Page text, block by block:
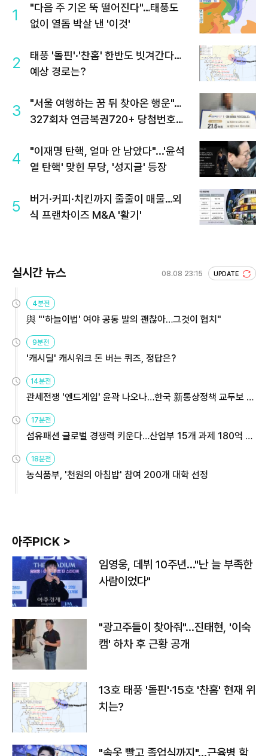
1
"다음 주 기온 뚝 떨어진다"…태풍도
없이 열돔 박살 낸 '이것'
2
태풍 '돌핀'·'찬홈' 한반도 빗겨간다…
예상 경로는?
3
"서울 여행하는 꿈 뒤 찾아온 행운"…
327회차 연금복권720+ 당첨번호조
4
"이재명 탄핵, 얼마 안 남았다"...'윤석
열 탄핵' 맞힌 무당, '성지글' 등장
5
버거·커피·치킨까지 줄줄이 매물…외
식 프랜차이즈 M&A '활기'
실시간 뉴스 08.08 23:15 UPDATE
4분전
與 "'하늘이법' 여야 공동 발의 괜찮아…그것이 협치"
9분전
'캐시딜' 캐시워크 돈 버는 퀴즈, 정답은?
14분전
관세전쟁 '엔드게임' 윤곽 나오나…한국 新통상정책 교두보 활
17분전
섬유패션 글로벌 경쟁력 키운다…산업부 15개 과제 180억 지
18분전
농식품부, '천원의 아침밥' 참여 200개 대학 선정
아주PICK >
임영웅, 데뷔 10주년…"난 늘 부족한
사람이었다"
"광고주들이 찾아줘"…진태현, '이숙
캠' 하차 후 근황 공개
13호 태풍 '돌핀'·15호 '찬홈' 현재 위
치는?
"속옷 빨고 졸업식까지"…근육병 학